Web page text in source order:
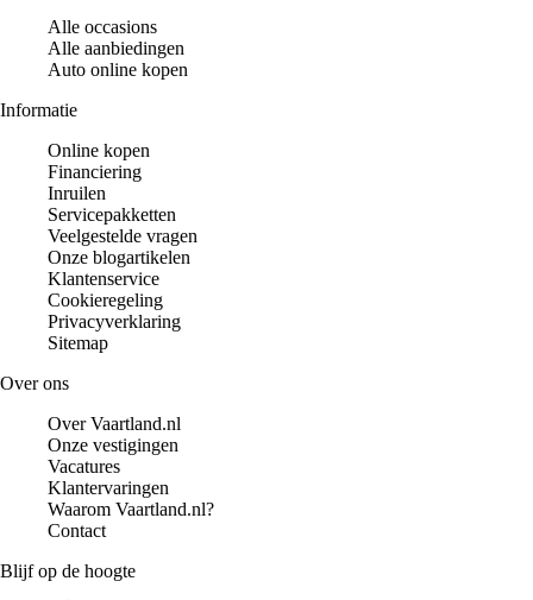
Alle occasions
Alle aanbiedingen
Auto online kopen
Informatie
Online kopen
Financiering
Inruilen
Servicepakketten
Veelgestelde vragen
Onze blogartikelen
Klantenservice
Cookieregeling
Privacyverklaring
Sitemap
Over ons
Over Vaartland.nl
Onze vestigingen
Vacatures
Klantervaringen
Waarom Vaartland.nl?
Contact
Blijf op de hoogte